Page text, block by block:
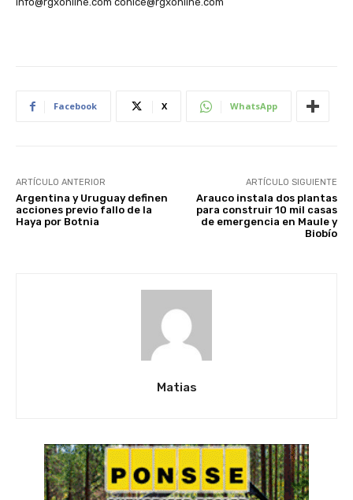
Facebook X WhatsApp
ARTÍCULO ANTERIOR
Argentina y Uruguay definen
acciones previo fallo de la
Haya por Botnia
ARTÍCULO SIGUIENTE
Arauco instala dos plantas
para construir 10 mil casas
de emergencia en Maule y
Biobío
Matias